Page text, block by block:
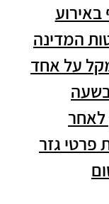
המדינה
על אחד
לאחר
פרטי גזר